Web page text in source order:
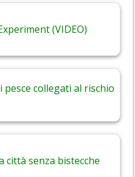
(VIDEO)
pesce collegati al rischio
città senza bistecche